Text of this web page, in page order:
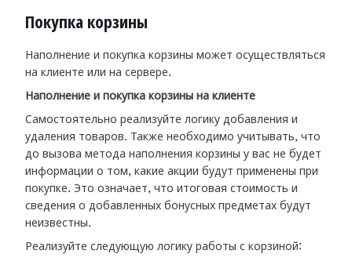
Покупка корзины
Наполнение и покупка корзины может осуществляться
на клиенте или на сервере.
Наполнение и покупка корзины на клиенте
Самостоятельно реализуйте логику добавления и
удаления товаров. Также необходимо учитывать, что
до вызова метода наполнения корзины у вас не будет
информации о том, какие акции будут применены при
покупке. Это означает, что итоговая стоимость и
сведения о добавленных бонусных предметах будут
неизвестны.
Реализуйте следующую логику работы с корзиной: